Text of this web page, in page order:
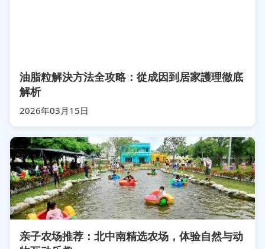
油脂粒解決方法全攻略：從成因到居家護理徹底
解析
2026年03月15日
亲子农场推荐：北中南精选农场，体验自然与动